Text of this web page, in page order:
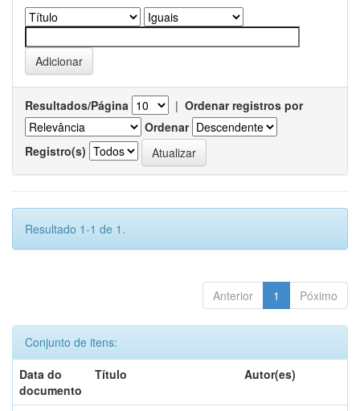
Resultados/Página | Ordenar registros por
Ordenar
Registro(s)
Resultado 1-1 de 1.
Anterior 1 Póximo
Conjunto de itens:
Data do
documento
Título Autor(es)